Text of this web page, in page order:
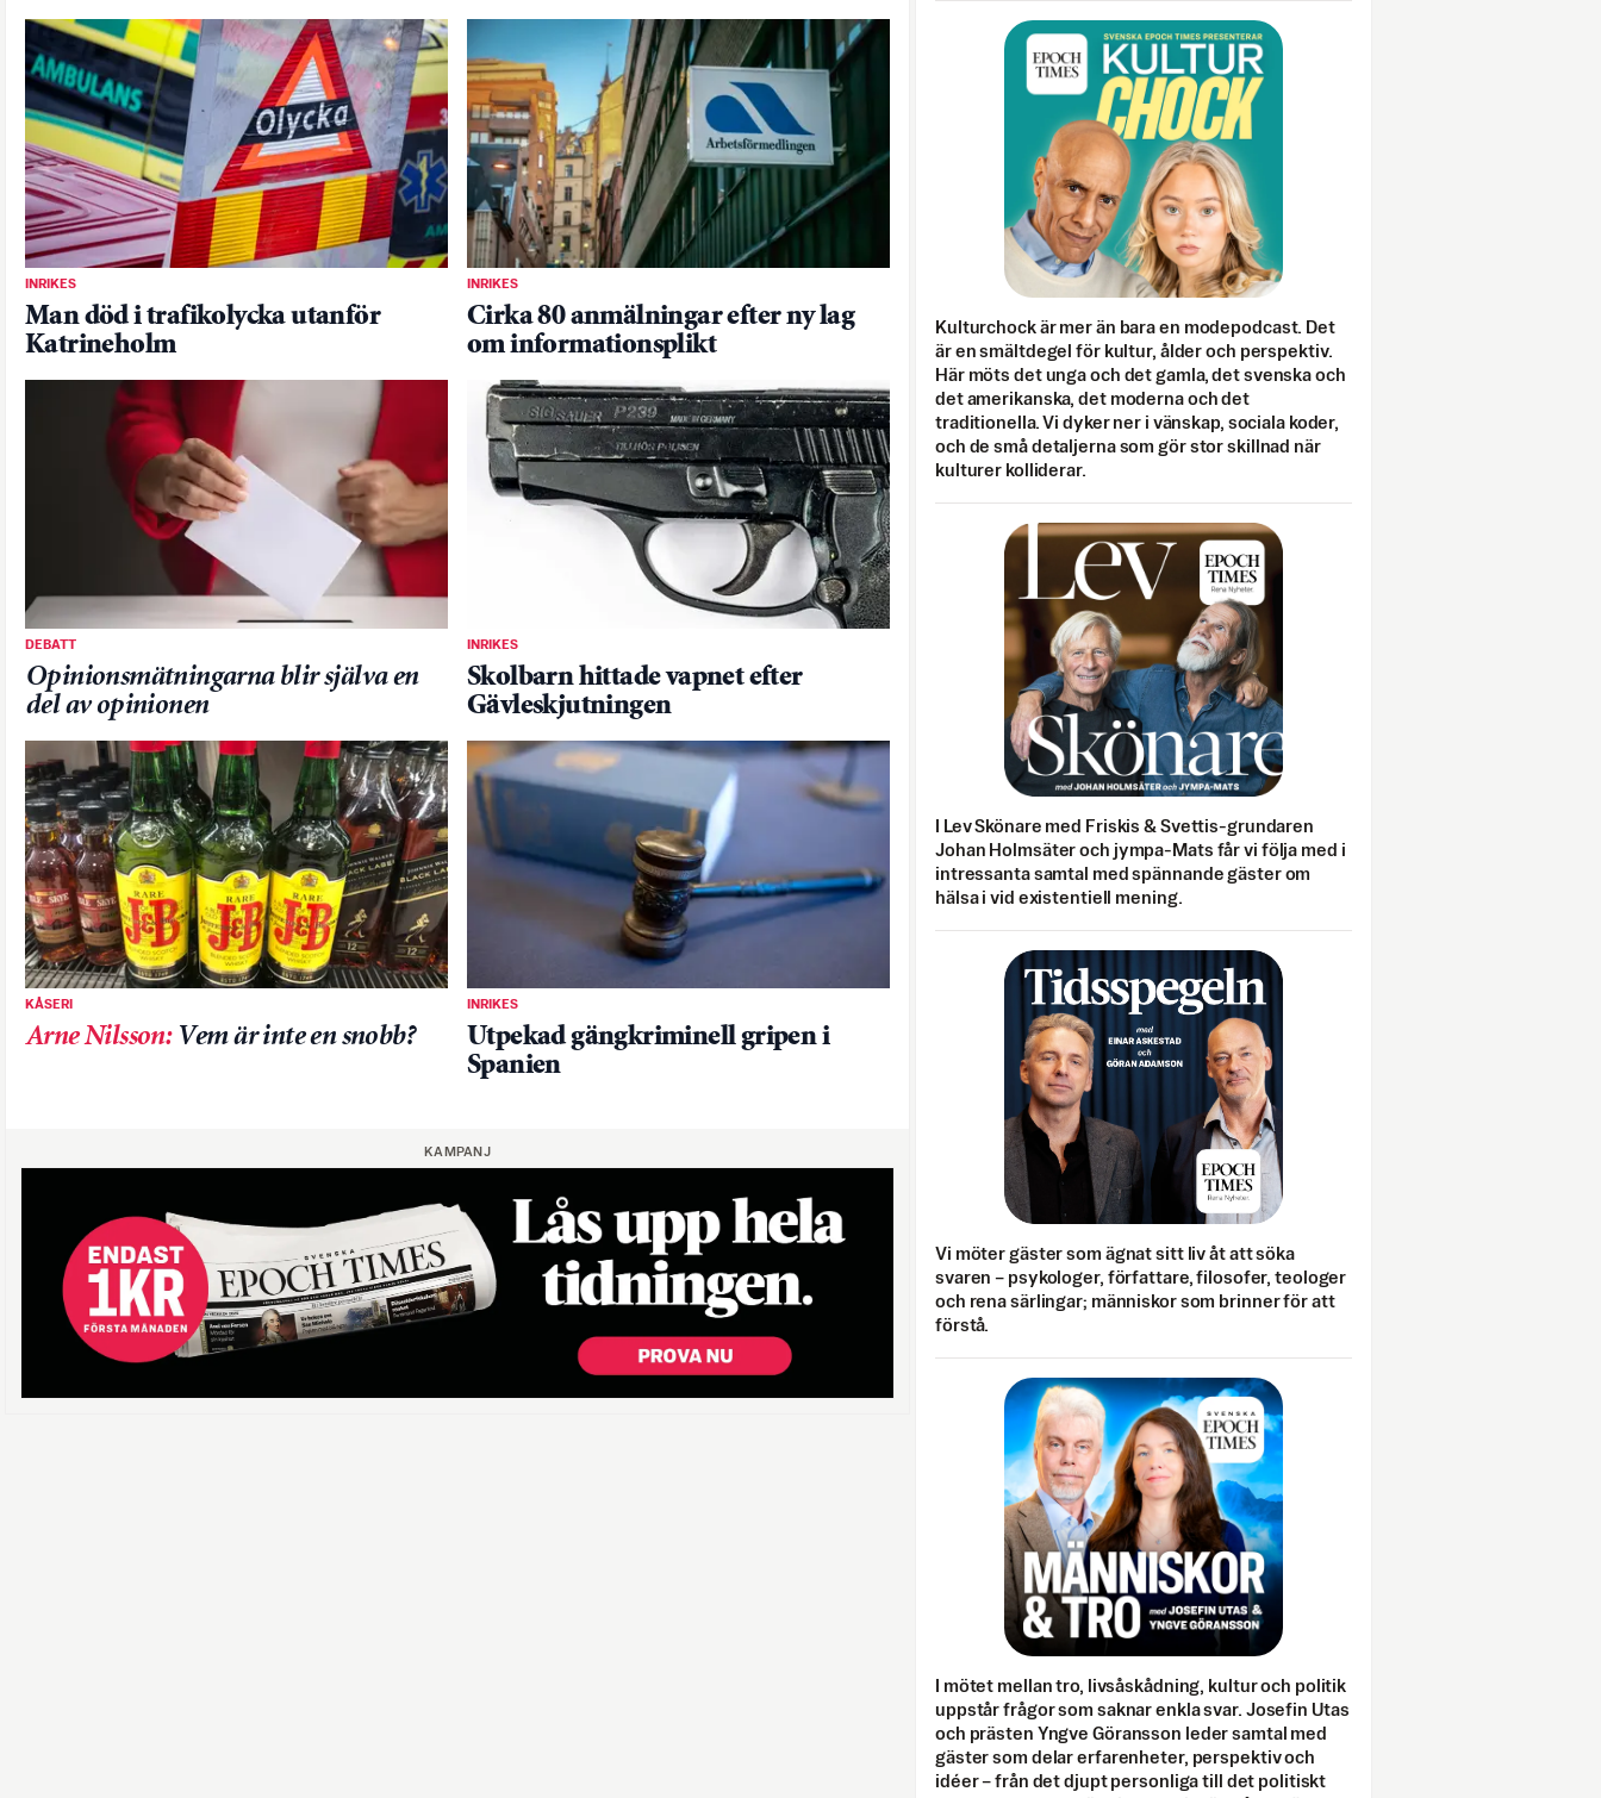
INRIKES
Man död i trafikolycka utanför
Katrineholm
INRIKES
Cirka 80 anmälningar efter ny lag
om informationsplikt
DEBATT
Opinionsmätningarna blir själva en
del av opinionen
INRIKES
Skolbarn hittade vapnet efter
Gävleskjutningen
KÅSERI
Arne Nilsson: Vem är inte en snobb?
INRIKES
Utpekad gängkriminell gripen i
Spanien
KAMPANJ
Kulturchock är mer än bara en modepodcast. Det
är en smältdegel för kultur, ålder och perspektiv.
Här möts det unga och det gamla, det svenska och
det amerikanska, det moderna och det
traditionella. Vi dyker ner i vänskap, sociala koder,
och de små detaljerna som gör stor skillnad när
kulturer kolliderar.
I Lev Skönare med Friskis & Svettis-grundaren
Johan Holmsäter och jympa-Mats får vi följa med i
intressanta samtal med spännande gäster om
hälsa i vid existentiell mening.
Vi möter gäster som ägnat sitt liv åt att söka
svaren – psykologer, författare, filosofer, teologer
och rena särlingar; människor som brinner för att
förstå.
I mötet mellan tro, livsåskådning, kultur och politik
uppstår frågor som saknar enkla svar. Josefin Utas
och prästen Yngve Göransson leder samtal med
gäster som delar erfarenheter, perspektiv och
idéer – från det djupt personliga till det politiskt